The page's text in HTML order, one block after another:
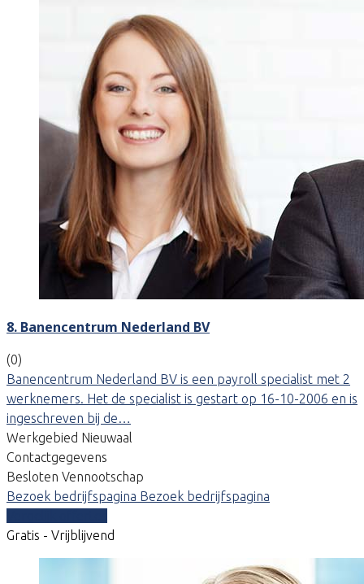
8. Banencentrum Nederland BV
(0)
Banencentrum Nederland BV is een payroll specialist met 2
werknemers. Het de specialist is gestart op 16-10-2006 en is
ingeschreven bij de…
Werkgebied Nieuwaal
Contactgegevens
Besloten Vennootschap
Bezoek bedrijfspagina Bezoek bedrijfspagina
Gratis - Vrijblijvend